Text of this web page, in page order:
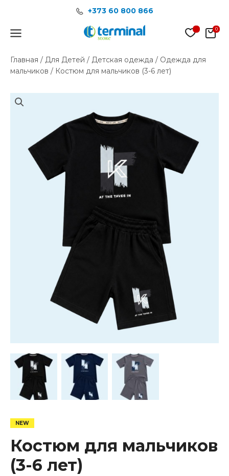
содержимому
+373 60 800 866
Main
Главная / Для Детей / Детская одежда / Одежда для
мальчиков / Костюм для мальчиков (3-6 лет)
Костюм для мальчиков
(3-6 лет)
товара
Костюм